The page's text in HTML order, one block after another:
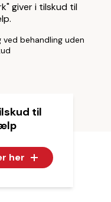
giver i tilskud til
behandling uden
til
her